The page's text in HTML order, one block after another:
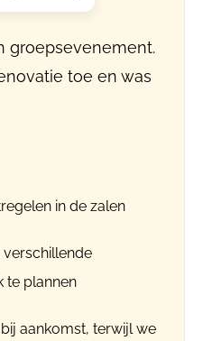
groepsevenement.
toe en was
in de zalen
verschillende
te plannen
aankomst, terwijl we